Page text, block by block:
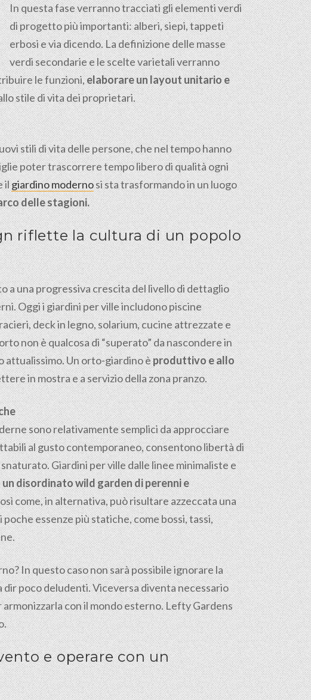
In questa fase verranno tracciati gli elementi verdi
di progetto più importanti: alberi, siepi, tappeti
erbosi e via dicendo. La definizione delle masse
verdi secondarie e le scelte varietali verranno
le funzioni,elaborare un layout unitario e
stile di vita dei proprietari.
stili di vita delle persone, che nel tempo hanno
poter trascorrere tempo libero di qualità ogni
ilgiardino modernosi sta trasformando in un luogo
delle stagioni.
riflette la cultura di un popolo
a una progressiva crescita del livello di dettaglio
Oggi i giardini per ville includono piscine
deck in legno, solarium, cucine attrezzate e
non è qualcosa di “superato” da nascondere in
attualissimo. Un orto-giardino èproduttivo e allo
in mostra e a servizio della zona pranzo.
sono relativamente semplici da approcciare
al gusto contemporaneo, consentono libertà di
Giardini per ville dalle linee minimaliste e
un disordinato wild garden di perenni e
come, in alternativa, può risultare azzeccata una
essenze più statiche, come bossi, tassi,
In questo caso non sarà possibile ignorare la
poco deludenti. Viceversa diventa necessario
armonizzarla con il mondo esterno. Lefty Gardens
e operare con un